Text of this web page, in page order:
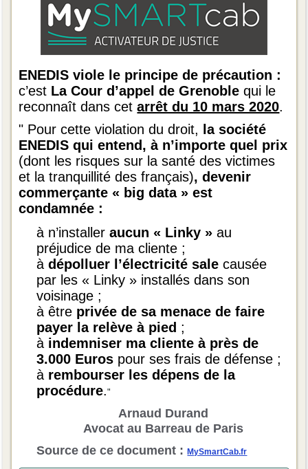
ENEDIS viole le principe de précaution :
c’est La Cour d’appel de Grenoble qui le
reconnaît dans cetarrêt du 10 mars 2020.
" Pour cette violation du droit,
la société
ENEDIS qui entend, à n’importe quel prix
(dont les risques sur la santé des victimes
et la tranquillité des français), devenir
commerçante « big data » est
condamnée :
à n’installeraucun « Linky » au
préjudice de ma cliente ;
àdépolluer l’électricité sale causée
par les « Linky » installés dans son
voisinage ;
à être privée de sa menace de faire
payer la relève à pied ;
à indemniser ma cliente à près de
3.000 Euros pour ses frais de défense ;
à rembourser les dépens de la
procédure."
Arnaud Durand
Avocat au Barreau de Paris
Source de ce document :MySmartCab.fr